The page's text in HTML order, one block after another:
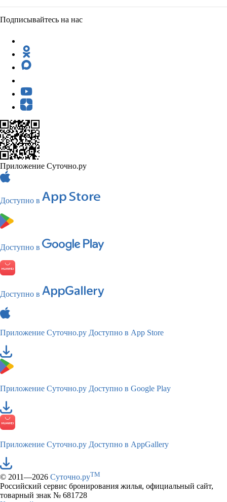
Подписывайтесь на нас
Приложение Суточно.ру
Доступно в
Доступно в
Доступно в
Приложение Суточно.ру Доступно в App Store
Приложение Суточно.ру Доступно в Google Play
Приложение Суточно.ру Доступно в AppGallery
© 2011—2026 Суточно.руTM
Российский сервис бронирования жилья, официальный сайт,
товарный знак № 681728